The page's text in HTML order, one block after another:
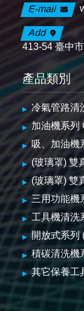
E-mail
Add
413-54 臺中
產品類別
冷氣管路清
加油機系列
吸、加油機
(玻璃罩) 雙
(玻璃罩) 雙
三用功能機
工具機清洗
開放式系列
積碳清洗機
其它保養工